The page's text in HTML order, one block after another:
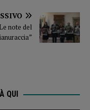
note del
QUI